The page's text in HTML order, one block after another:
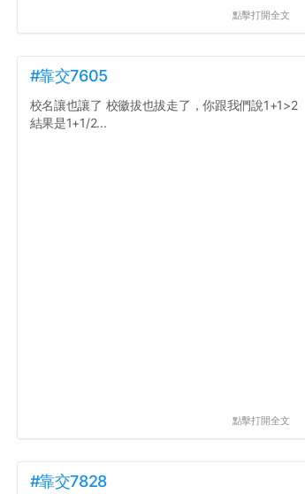
點擊打開全文
#靠交7605
校名讓也讓了 校徽拔也拔走了，你跟我們說1+1>2
結果是1+1/2...
點擊打開全文
#靠交7828